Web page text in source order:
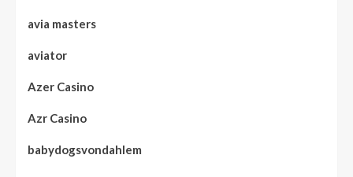
avia masters
aviator
Azer Casino
Azr Casino
babydogsvondahlem